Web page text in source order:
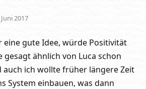
2017
eine gute Idee, würde Positivität
ähnlich von Luca schon
auch ich wollte früher längere Zeit
System einbauen, was dann